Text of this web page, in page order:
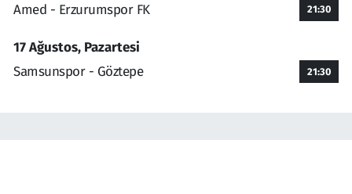
Amed - Erzurumspor FK 21:30
17 Ağustos, Pazartesi
Samsunspor - Göztepe
21:30